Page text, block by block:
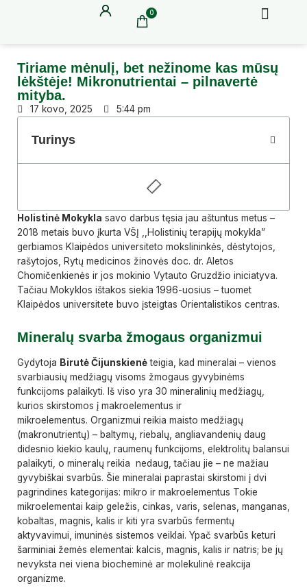
Menu
0Cart
Tiriame mėnulį, bet nežinome kas mūsų
lėkštėje! Mikronutrientai – pilnavertė
mityba.
17 kovo, 2025 5:44 pm
Turinys
Holistinė Mokykla savo darbus tęsia jau aštuntus metus –
2018 metais buvo įkurta VŠĮ ,,Holistinių terapijų mokykla”
gerbiamos Klaipėdos universiteto mokslininkės, dėstytojos,
rašytojos, Rytų medicinos žinovės doc. dr. Aletos
Chomičenkienės ir jos mokinio Vytauto Gruzdžio iniciatyva.
Tačiau Mokyklos ištakos siekia 1996-uosius – tuomet
Klaipėdos universitete buvo įsteigtas Orientalistikos centras.
Mineralų svarba žmogaus organizmui
Gydytoja Birutė Čijunskienėteigia, kad mineralai – vienos
svarbiausių medžiagų visoms žmogaus gyvybinėms
funkcijoms palaikyti. Iš viso yra 30 mineralinių medžiagų,
kurios skirstomos į makroelementus ir
mikroelementus. Organizmui reikia maisto medžiagų
(makronutrientų) – baltymų, riebalų, angliavandenių daug
didesnio kiekio kaulų, raumenų funkcijoms, elektrolitų balansui
palaikyti, o mineralų reikia nedaug, tačiau jie – ne mažiau
gyvybiškai svarbūs. Šie mineralai paprastai skirstomi į dvi
pagrindines kategorijas: mikro ir makroelementus Tokie
mikroelementai kaip geležis, cinkas, varis, selenas, manganas,
kobaltas, magnis, kalis ir kiti yra svarbūs fermentų
aktyvavimui, imuninės sistemos veiklai. Ypač svarbūs keturi
šarminiai žemės elementai: kalcis, magnis, kalis ir natris; be jų
nevyksta nei viena biocheminė ar molekulinė reakcija
organizme.